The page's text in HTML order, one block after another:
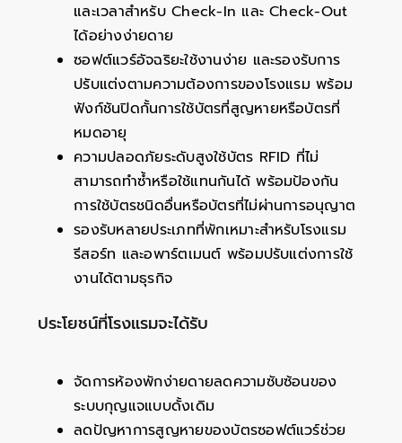
และเวลาสำหรับ Check-In และ Check-Out
ได้อย่างง่ายดาย
ซอฟต์แวร์อัจฉริยะใช้งานง่าย และรองรับการ
ปรับแต่งตามความต้องการของโรงแรม พร้อม
ฟังก์ชันปิดกั้นการใช้บัตรที่สูญหายหรือบัตรที่
หมดอายุ
ความปลอดภัยระดับสูงใช้บัตร RFID ที่ไม่
สามารถทำซ้ำหรือใช้แทนกันได้ พร้อมป้องกัน
การใช้บัตรชนิดอื่นหรือบัตรที่ไม่ผ่านการอนุญาต
รองรับหลายประเภทที่พักเหมาะสำหรับโรงแรม
รีสอร์ท และอพาร์ตเมนต์ พร้อมปรับแต่งการใช้
งานได้ตามธุรกิจ
ประโยชน์ที่โรงแรมจะได้รับ
จัดการห้องพักง่ายดายลดความซับซ้อนของ
ระบบกุญแจแบบดั้งเดิม
ลดปัญหาการสูญหายของบัตรซอฟต์แวร์ช่วย